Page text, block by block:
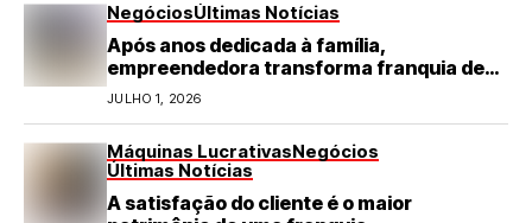
NegóciosÚltimas Notícias
Após anos dedicada à família,
empreendedora transforma franquia de
turismo em negócio de destaque no RN
JULHO 1, 2026
Máquinas LucrativasNegócios
Últimas Notícias
A satisfação do cliente é o maior